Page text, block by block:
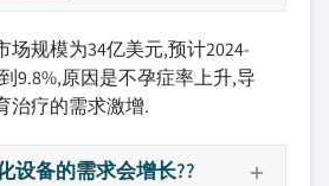
场规模为34亿美元,预计2024-
9.8%,原因是不孕症率上升,导
治疗的需求激增.
设备的需求会增长??